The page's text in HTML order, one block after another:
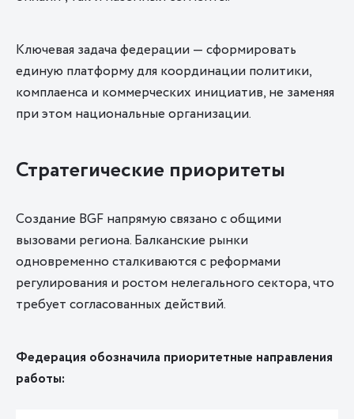
Ключевая задача федерации — сформировать
единую платформу для координации политики,
комплаенса и коммерческих инициатив, не заменяя
при этом национальные организации.
Стратегические приоритеты
Создание BGF напрямую связано с общими
вызовами региона. Балканские рынки
одновременно сталкиваются с реформами
регулирования и ростом нелегального сектора, что
требует согласованных действий.
Федерация обозначила приоритетные направления
работы: